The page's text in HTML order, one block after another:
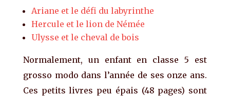
Ariane et le défi du labyrinthe
Hercule et le lion de Némée
Ulysse et le cheval de bois
Normalement, un enfant en classe 5 est
grosso modo dans l’année de ses onze ans.
Ces petits livres peu épais (48 pages) sont